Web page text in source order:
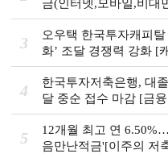
금(인터넷,모바일,비대
예금금리-8월 1주]
3
오우택 한국투자캐피
화ʼ 조달 경쟁력 강화 [
(12)]
4
한국투자저축은행, 대
달 중순 접수 마감 [금
5
12개월 최고 연
음만난적금'[이주의 저